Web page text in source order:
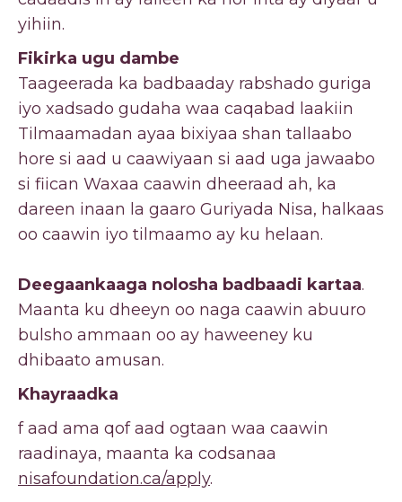
yihiin.
Fikirka ugu dambe
Taageerada ka badbaaday rabshado guriga
iyo xadsado gudaha waa caqabad laakiin
Tilmaamadan ayaa bixiyaa shan tallaabo
hore si aad u caawiyaan si aad uga jawaabo
si fiican Waxaa caawin dheeraad ah, ka
dareen inaan la gaaro Guriyada Nisa, halkaas
oo caawin iyo tilmaamo ay ku helaan.
Deegaankaaga nolosha badbaadi kartaa.
Maanta ku dheeyn oo naga caawin abuuro
bulsho ammaan oo ay haweeney ku
dhibaato amusan.
Khayraadka
f aad ama qof aad ogtaan waa caawin
raadinaya, maanta ka codsanaa
nisafoundation.ca/apply.